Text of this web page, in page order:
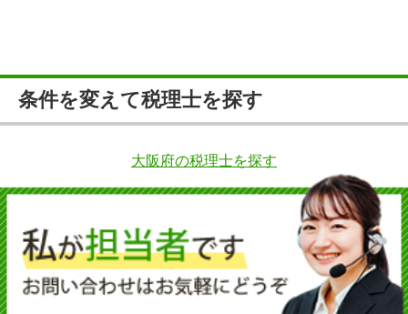
条件を変えて税理士を探す
大阪府の税理士を探す